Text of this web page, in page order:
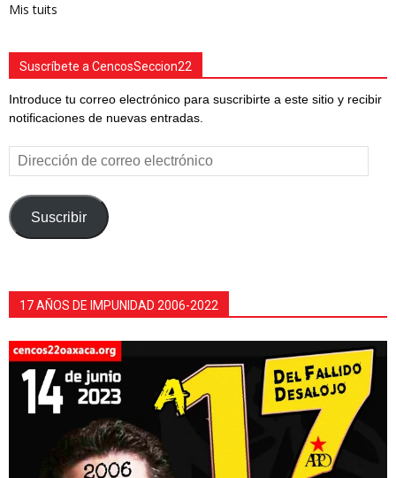
Mis tuits
Suscríbete a CencosSeccion22
Introduce tu correo electrónico para suscribirte a este sitio y recibir
notificaciones de nuevas entradas.
Dirección
de
electrónico
Suscribir
17 AÑOS DE IMPUNIDAD 2006-2022